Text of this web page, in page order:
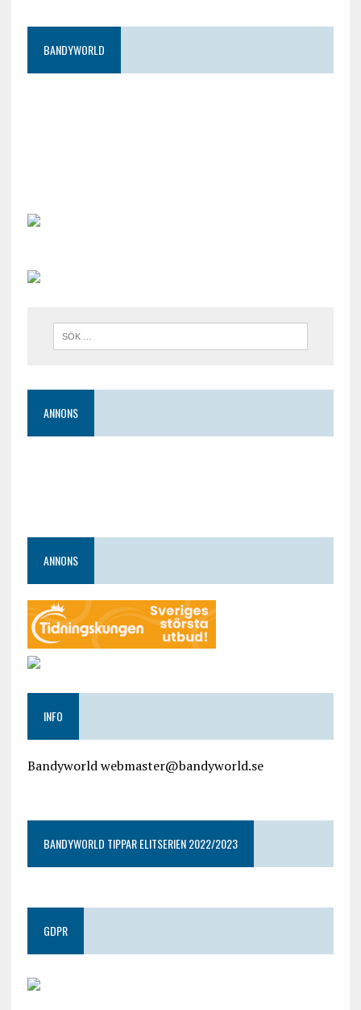
BANDYWORLD
ANNONS
ANNONS
INFO
Bandyworld webmaster@bandyworld.se
BANDYWORLD TIPPAR ELITSERIEN 2022/2023
GDPR